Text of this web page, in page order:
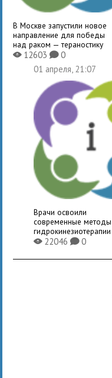
В Москве запустили новое
направление для победы
над раком — тераностику
X12603K0
01 апреля, 21:07
Врачи освоили
современные методы
гидрокинезиотерапии
X22046K0